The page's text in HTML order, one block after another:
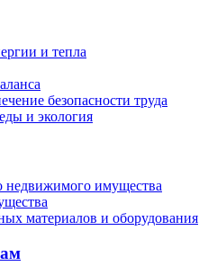
и тепла
безопасности труда
и экология
недвижимого имущества
материалов и оборудования